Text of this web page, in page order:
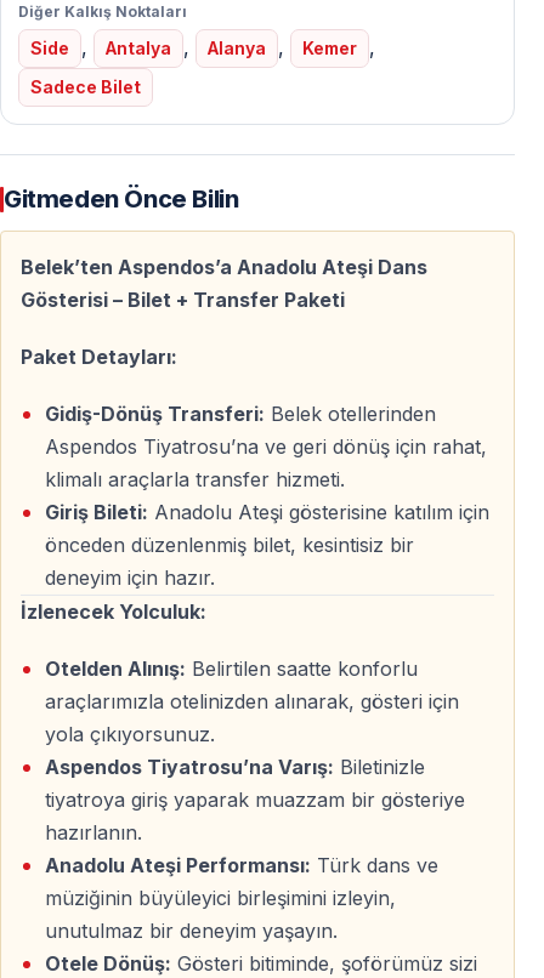
Dünyanın en iyi korunmuş antik tiyatrolarından biri olan
Aspendos, mükemmel akustiği ve tarihi dokusuyla
Anadolu Ateşi için eşsiz bir sahne sunar. Açık hava
ortamında, binlerce yıllık taşların arasında bu gösteriyi
izlemek başlı başına bir deneyimdir.
Dünya Çapında Bir Başarı
Anadolu Ateşi;
Milyonlarca izleyiciye
önemli projelerden biri olmuştur.
Bu yönüyle Belek’te tatil yapanlar için
gereken kültürel bir etkinliktir .
Anadolu Ateşi Gösterisinde Sizi Neler Bekliyor?
Geleneksel Türk Dansları ve Modern Yorum
Halk danslarının köklerinden gelen figürler, modern
sahne teknikleriyle birleşir. Ortaya hem geleneksel hem
de çağdaş bir anlatım çıkar.
Yüksek Enerji ve Görsel Şölen
120’den fazla dansçının aynı anda sahnede olduğu
bölümler, senkronizasyonu ve temposuyla izleyiciyi
etkiler. Işık, müzik ve koreografi kusursuz bir uyum
Diğer Kalkış Noktaları
Side , Antalya , Alanya , Kemer ,
Sadece Bilet
Gitmeden Önce Bilin
Belek’ten Aspendos’a Anadolu Ateşi Dans
Gösterisi – Bilet + Transfer Paketi
Paket Detayları:
Gidiş-Dönüş Transferi: Belek otellerinden
Aspendos Tiyatrosu’na ve geri dönüş için rahat,
klimalı araçlarla transfer hizmeti.
Giriş Bileti: Anadolu Ateşi gösterisine katılım için
önceden düzenlenmiş bilet, kesintisiz bir
deneyim için hazır.
İzlenecek Yolculuk:
Otelden Alınış: Belirtilen saatte konforlu
araçlarımızla otelinizden alınarak, gösteri için
yola çıkıyorsunuz.
Aspendos Tiyatrosu’na Varış: Biletinizle
tiyatroya giriş yaparak muazzam bir gösteriye
hazırlanın.
Anadolu Ateşi Performansı: Türk dans ve
müziğinin büyüleyici birleşimini izleyin,
unutulmaz bir deneyim yaşayın.
Otele Dönüş: Gösteri bitiminde, şoförümüz sizi